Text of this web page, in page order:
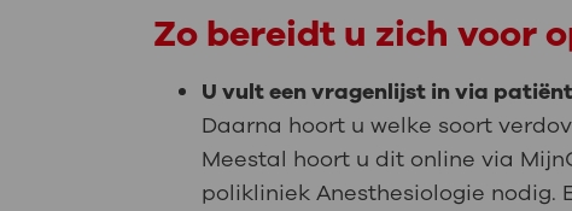
Zo bereidt u zich voor
U vult een vragenlijst in via
Daarna hoort u welke soort
Meestal hoort u dit online via
polikliniek Anesthesiologie nodig.